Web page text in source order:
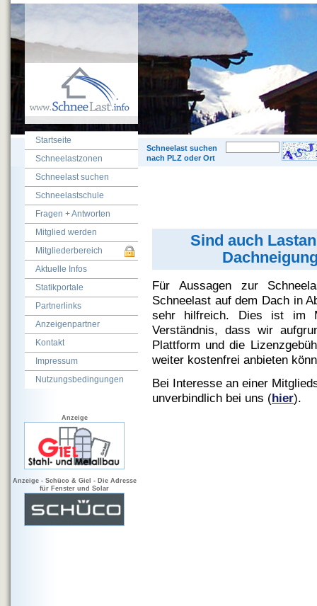
Sind auch
Für Aussagen zur
Schneelast auf dem Dach in
sehr hilfreich. Dies ist im
Verständnis, dass wir
Plattform und die
weiter kostenfrei anbieten
Bei Interesse an einer
unverbindlich bei uns (hier).
Schneelast suchen
nach PLZ oder Ort
Startseite
Schneelastzonen
Schneelast suchen
Schneelastschule
Fragen + Antworten
Mitglied werden
Mitgliederbereich
Aktuelle Infos
Statikportale
Partnerlinks
Anzeigenpartner
Kontakt
Impressum
Nutzungsbedingungen
Anzeige
Anzeige - Schüco & Giel - Die Adresse
für Fenster und Solar
©